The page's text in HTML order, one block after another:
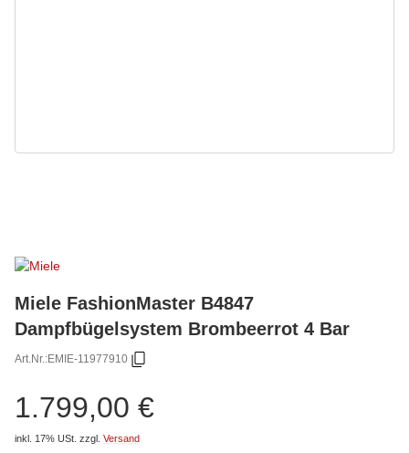
Miele FashionMaster B4847
Dampfbügelsystem Brombeerrot 4 Bar
Art.Nr.:EMIE-11977910
1.799,00 €
inkl. 17% USt. zzgl. Versand